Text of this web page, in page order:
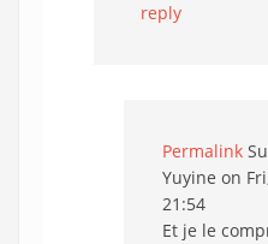
reply
Permalink
Yuyine on
21:54
Et je le